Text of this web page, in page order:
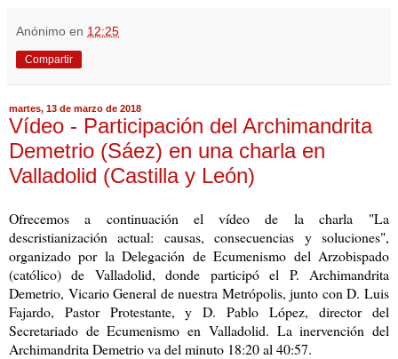
Anónimo en 12:25
Compartir
martes, 13 de marzo de 2018
Vídeo - Participación del Archimandrita
Demetrio (Sáez) en una charla en
Valladolid (Castilla y León)
Ofrecemos a continuación el vídeo de la charla "La
descristianización actual: causas, consecuencias y soluciones",
organizado por la Delegación de Ecumenismo del Arzobispado
(católico) de Valladolid, donde participó el P. Archimandrita
Demetrio, Vicario General de nuestra Metrópolis, junto con D. Luis
Fajardo, Pastor Protestante, y D. Pablo López, director del
Secretariado de Ecumenismo en Valladolid. La inervención del
Archimandrita Demetrio va del minuto 18:20 al 40:57.